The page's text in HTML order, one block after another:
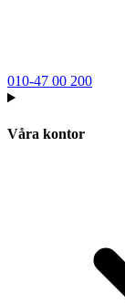
010-47 00 200
Våra kontor